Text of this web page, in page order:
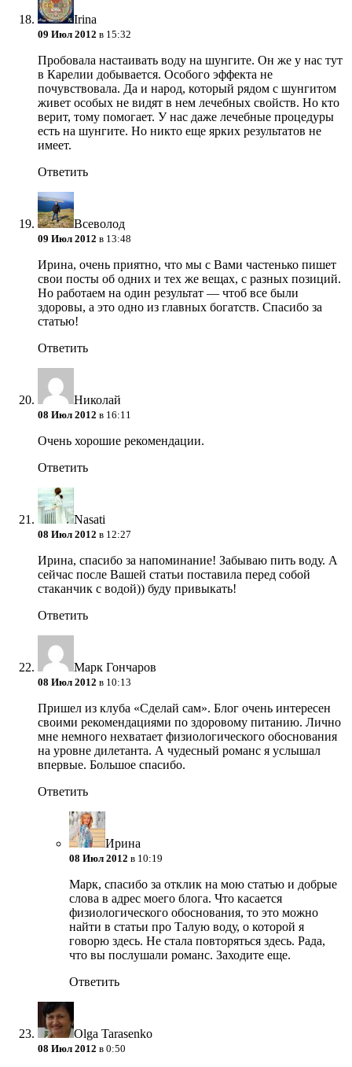
Irina
09 Июл 2012 в 15:32
Пробовала настаивать воду на шунгите. Он же у нас тут
в Карелии добывается. Особого эффекта не
почувствовала. Да и народ, который рядом с шунгитом
живет особых не видят в нем лечебных свойств. Но кто
верит, тому помогает. У нас даже лечебные процедуры
есть на шунгите. Но никто еще ярких результатов не
имеет.
Ответить
Всеволод
09 Июл 2012 в 13:48
Ирина, очень приятно, что мы с Вами частенько пишет
свои посты об одних и тех же вещах, с разных позиций.
Но работаем на один результат — чтоб все были
здоровы, а это одно из главных богатств. Спасибо за
статью!
Ответить
Николай
08 Июл 2012 в 16:11
Очень хорошие рекомендации.
Ответить
Nasati
08 Июл 2012 в 12:27
Ирина, спасибо за напоминание! Забываю пить воду. А
сейчас после Вашей статьи поставила перед собой
стаканчик с водой)) буду привыкать!
Ответить
Марк Гончаров
08 Июл 2012 в 10:13
Пришел из клуба «Сделай сам». Блог очень интересен
своими рекомендациями по здоровому питанию. Лично
мне немного нехватает физиологического обоснования
на уровне дилетанта. А чудесный романс я услышал
впервые. Большое спасибо.
Ответить
Ирина
08 Июл 2012 в 10:19
Марк, спасибо за отклик на мою статью и добрые
слова в адрес моего блога. Что касается
физиологического обоснования, то это можно
найти в статьи про Талую воду, о которой я
говорю здесь. Не стала повторяться здесь. Рада,
что вы послушали романс. Заходите еще.
Ответить
Olga Tarasenko
08 Июл 2012 в 0:50